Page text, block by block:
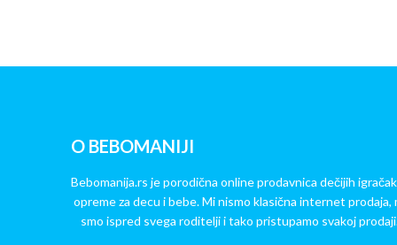
O BEBOMANIJI
Bebomanija.rs je porodična online prodavnica dečijih
opreme za decu i bebe. Mi nismo klasična internet prodaja,
smo ispred svega roditelji i tako pristupamo svakoj